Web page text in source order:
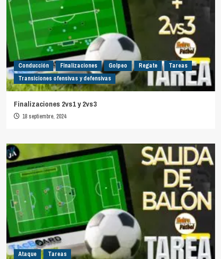
Conducción Finalizaciones Golpeo Regate
Tareas
Transiciones ofensivas y defensivas
Finalizaciones 2vs1 y 2vs3
18 septiembre, 2024
Ataque Tareas